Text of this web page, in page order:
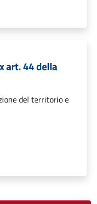
art. 44 della
del territorio e